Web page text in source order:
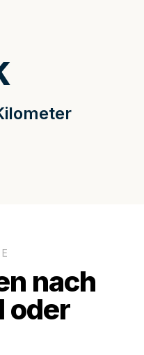
nach
oder